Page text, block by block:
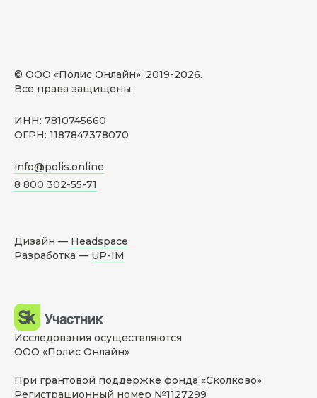
© ООО «Полис Онлайн», 2019-2026.
Все права защищены.
ИНН: 7810745660
ОГРН: 1187847378070
info@polis.online
8 800 302-55-71
Дизайн — Headspace
Разработка — UP-IM
Исследования осуществляются
ООО «Полис Онлайн»
При грантовой поддержке фонда «Сколково»
Регистрационный номер №1127299